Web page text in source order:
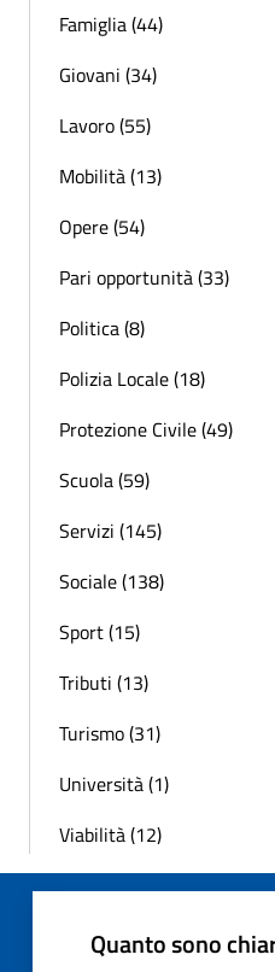
Famiglia (44)
Giovani (34)
Lavoro (55)
Mobilità (13)
Opere (54)
Pari opportunità (33)
Politica (8)
Polizia Locale (18)
Protezione Civile (49)
Scuola (59)
Servizi (145)
Sociale (138)
Sport (15)
Tributi (13)
Turismo (31)
Università (1)
Viabilità (12)
Quanto sono